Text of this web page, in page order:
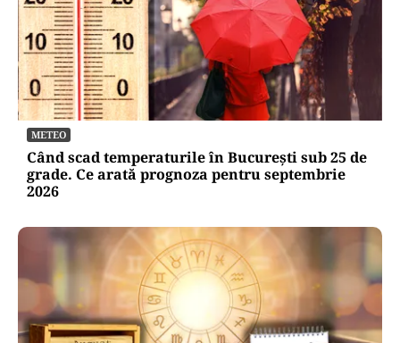
METEO
Când scad temperaturile în București sub 25 de
grade. Ce arată prognoza pentru septembrie
2026